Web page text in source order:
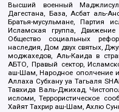
Высший военный
Дагестана, База, Асбат аль-
Братья-мусульмане, Партия
Исламская группа, Движение
Общество социальных
наследия, Дом двух святых,
моджахедов, Аль-Каида в
АБТО, Правый сектор,
аш-Шам, Народное ополчение
Аллаха Субхану уа Тагьаля
Тавхида Валь-Джихад,
исломи, Террористическое
Хайят Тахрир аш-Шам, Ахлю